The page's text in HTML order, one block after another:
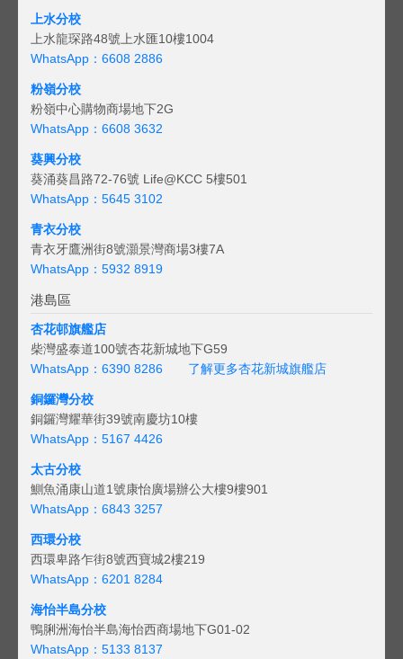
上水分校
上水龍琛路48號上水匯10樓1004
WhatsApp：6608 2886
粉嶺分校
粉嶺中心購物商場地下2G
WhatsApp：6608 3632
葵興分校
葵涌葵昌路72-76號 Life@KCC 5樓501
WhatsApp：5645 3102
青衣分校
青衣牙鷹洲街8號灝景灣商場3樓7A
WhatsApp：5932 8919
港島區
杏花邨旗艦店
柴灣盛泰道100號杏花新城地下G59
WhatsApp：6390 8286
了解更多杏花新城旗艦店
銅鑼灣分校
銅鑼灣耀華街39號南慶坊10樓
WhatsApp：5167 4426
太古分校
鰂魚涌康山道1號康怡廣場辦公大樓9樓901
WhatsApp：6843 3257
西環分校
西環卑路乍街8號西寶城2樓219
WhatsApp：6201 8284
海怡半島分校
鴨脷洲海怡半島海怡西商場地下G01-02
WhatsApp：5133 8137